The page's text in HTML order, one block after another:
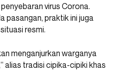
virus Corona.
pasangan, praktik ini juga
resmi.
menganjurkan warganya
alias tradisi cipika-cipiki khas